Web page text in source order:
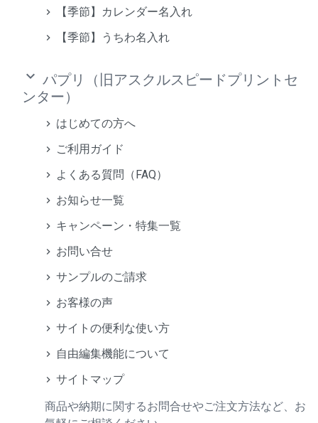
【季節】カレンダー名入れ
【季節】うちわ名入れ
keyboard_arrow_down パプリ（旧アスクルスピードプリントセ
ンター）
はじめての方へ
ご利用ガイド
よくある質問（FAQ）
お知らせ一覧
キャンペーン・特集一覧
お問い合せ
サンプルのご請求
お客様の声
サイトの便利な使い方
自由編集機能について
サイトマップ
商品や納期に関するお問合せやご注文方法など、お